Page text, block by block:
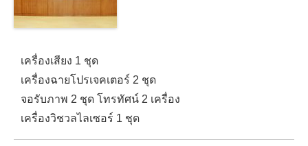
เครื่องเสียง 1 ชุด
เครื่องฉายโปรเจคเตอร์ 2 ชุด
จอรับภาพ 2 ชุด โทรทัศน์ 2 เครื่อง
เครื่องวิชวลไลเซอร์ 1 ชุด